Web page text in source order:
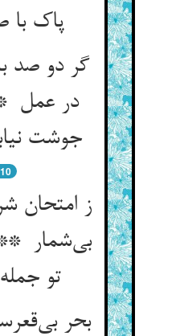
گر دو صد
در عمل
ز امتحان
بی‌شمار **
تو جمله شرمسار
بحر